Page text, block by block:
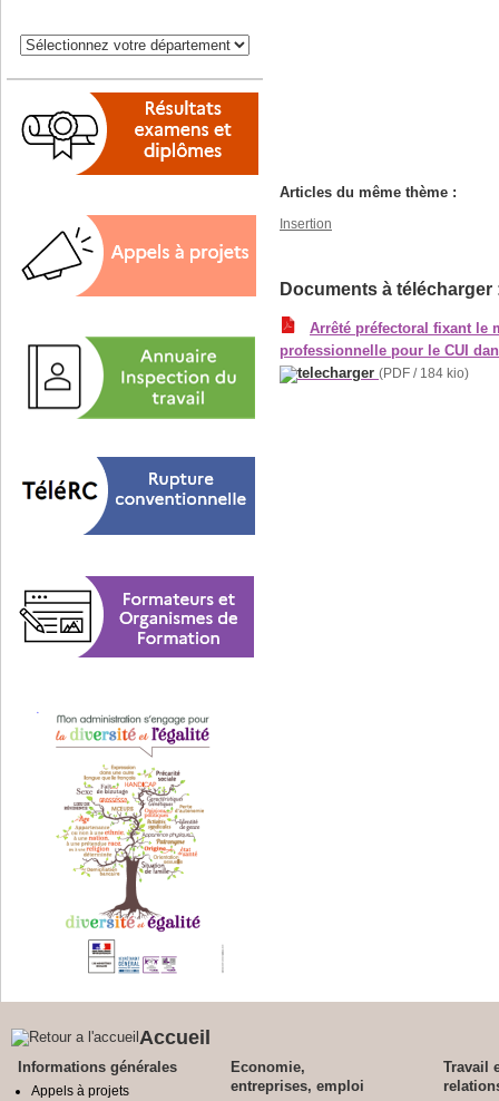
Articles du même thème :
Insertion
Documents à télécharger
Arrêté préfectoral fixant le
professionnelle pour le CUI
(PDF / 184 kio)
Accueil
Informations générales
Appels à projets
Economie,
entreprises, emploi
Travail